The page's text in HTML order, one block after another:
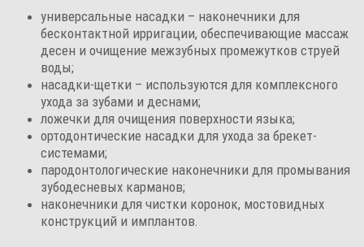
универсальные насадки – наконечники для
бесконтактной ирригации, обеспечивающие массаж
десен и очищение межзубных промежутков струей
воды;
насадки-щетки – используются для комплексного
ухода за зубами и деснами;
ложечки для очищения поверхности языка;
ортодонтические насадки для ухода за брекет-
системами;
пародонтологические наконечники для промывания
зубодесневых карманов;
наконечники для чистки коронок, мостовидных
конструкций и имплантов.